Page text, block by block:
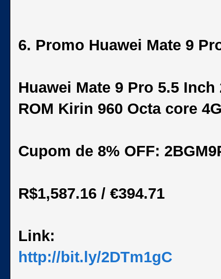
6. Promo Huawei Mate 9
Huawei Mate 9 Pro 5.5
ROM Kirin 960 Octa core
Cupom de 8% OFF:
R$1,587.16 / €394.71
Link:
http://bit.ly/2DTm1gC